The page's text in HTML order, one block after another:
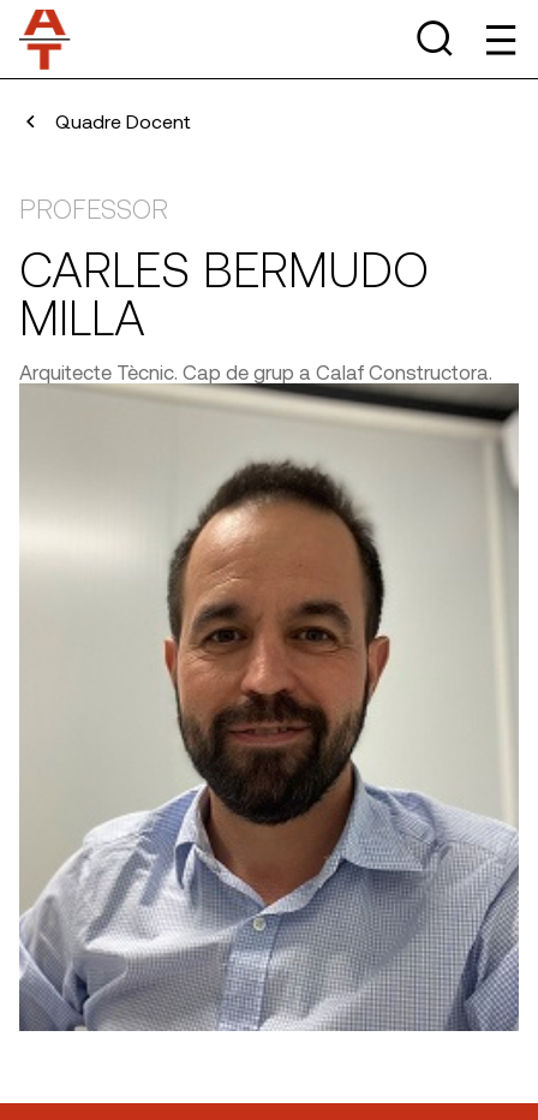
Quadre Docent
PROFESSOR
CARLES BERMUDO
MILLA
Arquitecte Tècnic. Cap de grup a Calaf Constructora.